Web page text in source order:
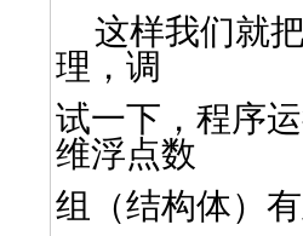
这样我们就
理，调
试一下，程序
维浮点数
组（结构体）